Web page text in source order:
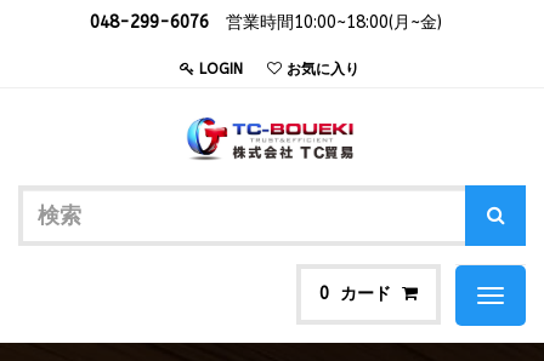
048-299-6076 営業時間10:00~18:00(月~金)
LOGIN お気に入り
0 カード
Toggle